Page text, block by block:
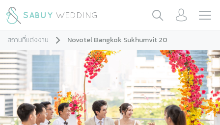
สถานที่แต่งงาน Novotel Bangkok Sukhumvit 20